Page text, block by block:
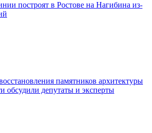
построят в Ростове на Нагибина из-
памятников архитектуры
обсудили депутаты и эксперты